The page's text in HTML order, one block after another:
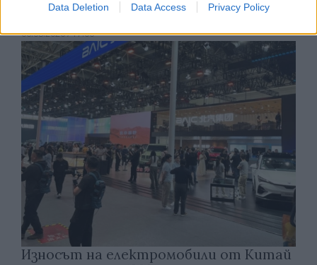
Data Deletion Data Access Privacy Policy
между Гърция и Кипър
06.08.2026 / 17:06
Износът на електромобили от Китай